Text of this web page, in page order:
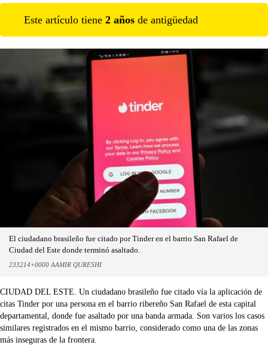
Este artículo tiene 2 años de antigüedad
El ciudadano brasileño fue citado por Tinder en el barrio San Rafael de
Ciudad del Este donde terminó asaltado.
233214+0000 AAMIR QURESHI
CIUDAD DEL ESTE. Un ciudadano brasileño fue citado vía la aplicación de
citas Tinder por una persona en el barrio ribereño San Rafael de esta capital
departamental, donde fue asaltado por una banda armada. Son varios los casos
similares registrados en el mismo barrio, considerado como una de las zonas
más inseguras de la frontera.